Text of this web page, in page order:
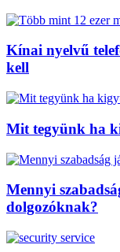
Kínai nyelvű
kell
Mit tegyünk ha
Mennyi
dolgozóknak?